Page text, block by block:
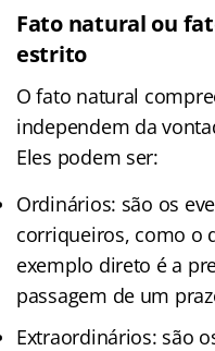
Fato natural ou
estrito
O fato natural
independem da
Eles podem ser:
Ordinários: são os
corriqueiros, como o
exemplo direto é a
passagem de um
Extraordinários: são